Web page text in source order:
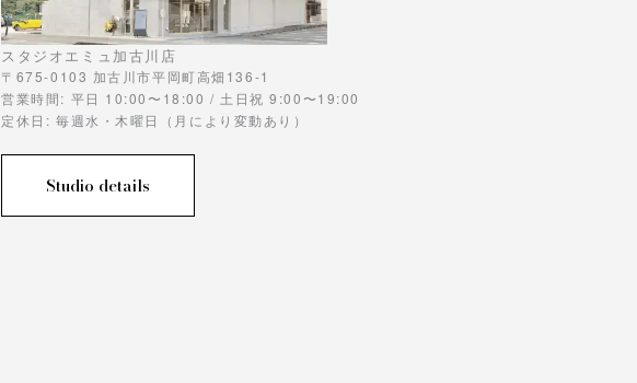
スタジオエミュ加古川店
〒675-0103 加古川市平岡町高畑136-1
営業時間: 平日 10:00〜18:00 / 土日祝 9:00〜19:00
定休日: 毎週水・木曜日（月により変動あり）
Studio details